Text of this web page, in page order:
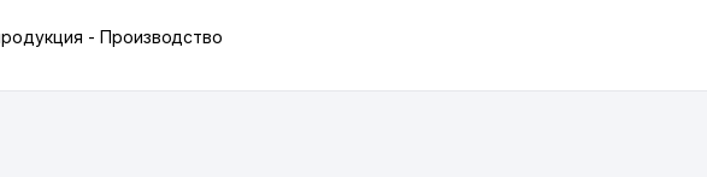
- Производство